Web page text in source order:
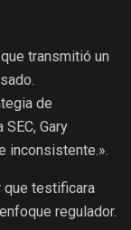
transmitió un
de
Gary
inconsistente.».
que testificara
regulador.